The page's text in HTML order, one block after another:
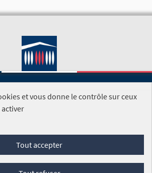
DE L'ASSEMBLÉE NATIONALE
Foire aux questions
d'utilisation (CGU)
légales
Cookies
et vous donne le contrôle sur ceux
Tout accepter